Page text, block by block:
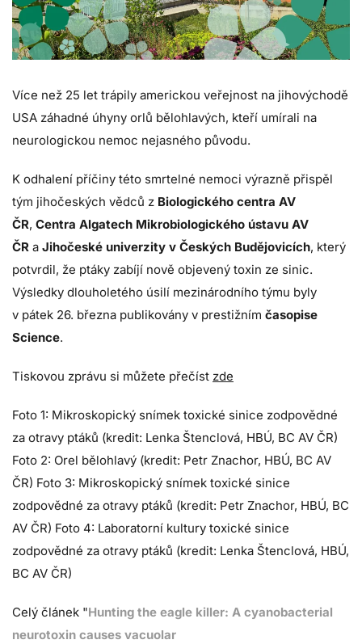
Více než 25 let trápily americkou veřejnost na jihovýchodě
USA záhadné úhyny orlů bělohlavých, kteří umírali na
neurologickou nemoc nejasného původu.
K odhalení příčiny této smrtelné nemoci výrazně přispěl
tým jihočeských vědců z Biologického centra AV
ČR, Centra Algatech Mikrobiologického ústavu AV
ČR a Jihočeské univerzity v Českých Budějovicích, který
potvrdil, že ptáky zabíjí nově objevený toxin ze sinic.
Výsledky dlouholetého úsilí mezinárodního týmu byly
v pátek 26. března publikovány v prestižním časopise
Science.
Tiskovou zprávu si můžete přečíst zde
Foto 1: Mikroskopický snímek toxické sinice zodpovědné
za otravy ptáků (kredit: Lenka Štenclová, HBÚ, BC AV ČR)
Foto 2: Orel bělohlavý (kredit: Petr Znachor, HBÚ, BC AV
ČR) Foto 3: Mikroskopický snímek toxické sinice
zodpovědné za otravy ptáků (kredit: Petr Znachor, HBÚ, BC
AV ČR) Foto 4: Laboratorní kultury toxické sinice
zodpovědné za otravy ptáků (kredit: Lenka Štenclová, HBÚ,
BC AV ČR)
Celý článek "Hunting the eagle killer: A cyanobacterial
neurotoxin causes vacuolar